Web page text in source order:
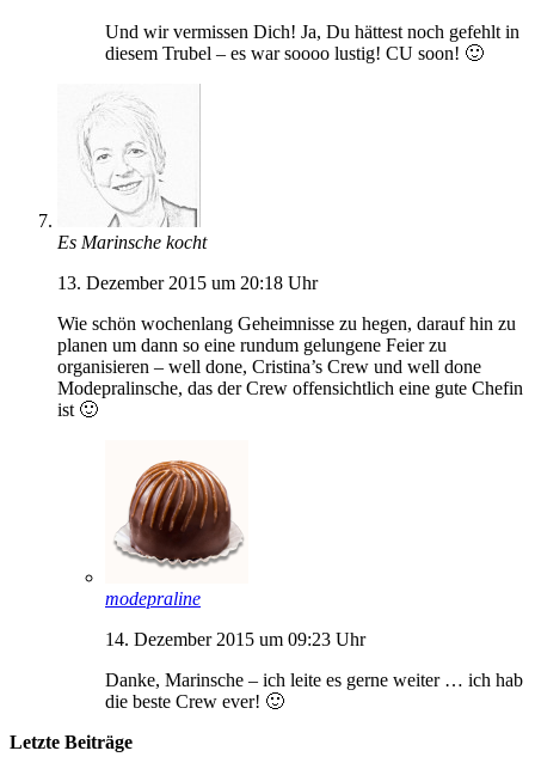
Und wir vermissen Dich! Ja, Du hättest noch gefehlt in
diesem Trubel – es war soooo lustig! CU soon! 🙂
Es Marinsche kocht
13. Dezember 2015 um 20:18 Uhr
Wie schön wochenlang Geheimnisse zu hegen, darauf hin zu
planen um dann so eine rundum gelungene Feier zu
organisieren – well done, Cristina’s Crew und well done
Modepralinsche, das der Crew offensichtlich eine gute Chefin
ist 🙂
modepraline
14. Dezember 2015 um 09:23 Uhr
Danke, Marinsche – ich leite es gerne weiter … ich hab
die beste Crew ever! 🙂
Letzte Beiträge